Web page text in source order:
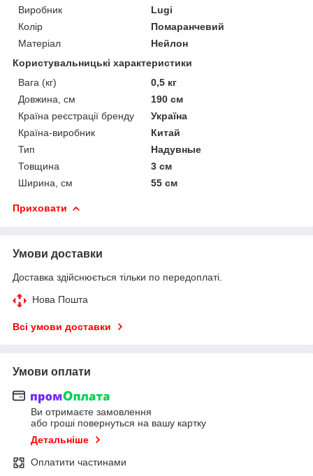
Виробник
Lugi
Колір
Помаранчевий
Матеріал
Нейлон
Користувальницькі характеристики
Вага (кг)
0,5 кг
Довжина, см
190 см
Країна реєстрації бренду
Україна
Країна-виробник
Китай
Тип
Надувные
Товщина
3 см
Ширина, см
55 см
Приховати
Умови доставки
Доставка здійснюється тільки по передоплаті.
Нова Пошта
Всі умови доставки
Умови оплати
Ви отримаєте замовлення
або гроші повернуться на вашу картку
Детальніше
Оплатити частинами